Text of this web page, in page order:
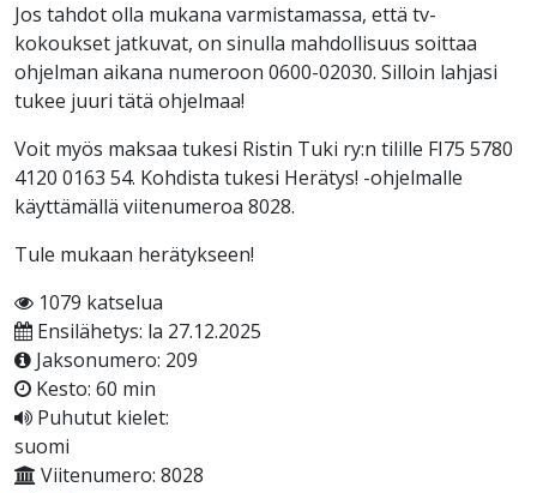
Jos tahdot olla mukana varmistamassa, että tv-
kokoukset jatkuvat, on sinulla mahdollisuus soittaa
ohjelman aikana numeroon 0600-02030. Silloin lahjasi
tukee juuri tätä ohjelmaa!
Voit myös maksaa tukesi Ristin Tuki ry:n tilille FI75 5780
4120 0163 54. Kohdista tukesi Herätys! -ohjelmalle
käyttämällä viitenumeroa 8028.
Tule mukaan herätykseen!
1079 katselua
Ensilähetys: la 27.12.2025
Jaksonumero: 209
Kesto: 60 min
Puhutut kielet:
suomi
Viitenumero: 8028